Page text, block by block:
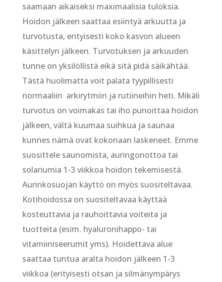
saamaan aikaiseksi maximaalisia tuloksia.
Hoidon jälkeen saattaa esiintyä arkuutta ja
turvotusta, erityisesti koko kasvon alueen
käsittelyn jälkeen. Turvotuksen ja arkuuden
tunne on yksilöllistä eikä sitä pidä säikähtää.
Tästä huolimatta voit palata tyypillisesti
normaaliin arkirytmiin ja rutiineihin heti. Mikäli
turvotus on voimakas tai iho punoittaa hoidon
jälkeen, vältä kuumaa suihkua ja saunaa
kunnes nämä ovat kokonaan laskeneet. Emme
suosittele saunomista, auringonottoa tai
solariumia 1-3 viikkoa hoidon tekemisestä.
Aurinkosuojan käyttö on myös suositeltavaa.
Kotihoidossa on suositeltavaa käyttää
kosteuttavia ja rauhoittavia voiteita ja
tuotteita (esim. hyaluronihappo- tai
vitamiiniseerumit yms). Hoidettava alue
saattaa tuntua aralta hoidon jälkeen 1-3
viikkoa (erityisesti otsan ja silmänympärys